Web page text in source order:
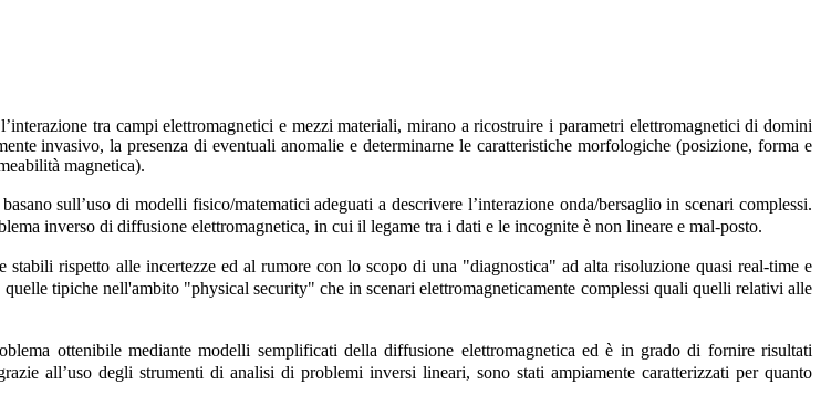
tra campi elettromagnetici e mezzi materiali, mirano a ricostruire i parametri elettromagnetici di domini
invasivo, la presenza di eventuali anomalie e determinarne le caratteristiche morfologiche (posizione, forma e
magnetica).
sull’uso di modelli fisico/matematici adeguati a descrivere l’interazione onda/bersaglio in scenari complessi.
inverso di diffusione elettromagnetica, in cui il legame tra i dati e le incognite è non lineare e mal-posto.
rispetto alle incertezze ed al rumore con lo scopo di una "diagnostica" ad alta risoluzione quasi real-time e
tipiche nell'ambito "physical security" che in scenari elettromagneticamente complessi quali quelli relativi alle
ottenibile mediante modelli semplificati della diffusione elettromagnetica ed è in grado di fornire risultati
all’uso degli strumenti di analisi di problemi inversi lineari, sono stati ampiamente caratterizzati per quanto